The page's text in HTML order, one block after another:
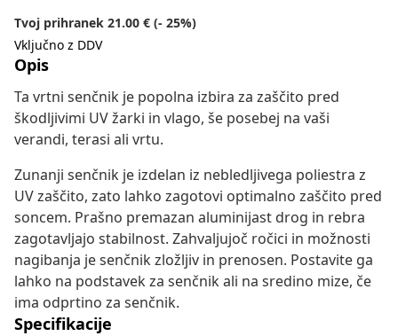
Tvoj prihranek 21.00 € (- 25%)
Vključno z DDV
Opis
Ta vrtni senčnik je popolna izbira za zaščito pred
škodljivimi UV žarki in vlago, še posebej na vaši
verandi, terasi ali vrtu.
Zunanji senčnik je izdelan iz nebledljivega poliestra z
UV zaščito, zato lahko zagotovi optimalno zaščito pred
soncem. Prašno premazan aluminijast drog in rebra
zagotavljajo stabilnost. Zahvaljujoč ročici in možnosti
nagibanja je senčnik zložljiv in prenosen. Postavite ga
lahko na podstavek za senčnik ali na sredino mize, če
ima odprtino za senčnik.
Specifikacije